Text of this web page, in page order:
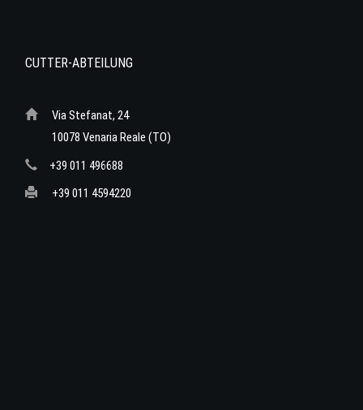
CUTTER-ABTEILUNG
Via Stefanat, 24
10078 Venaria Reale (TO)
+39 011 496688
+39 011 4594220